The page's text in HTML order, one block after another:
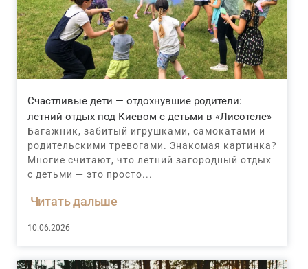
Счастливые дети — отдохнувшие родители:
летний отдых под Киевом с детьми в «Лисотеле»
Багажник, забитый игрушками, самокатами и
родительскими тревогами. Знакомая картинка?
Многие считают, что летний загородный отдых
с детьми — это просто...
Читать дальше
10.06.2026